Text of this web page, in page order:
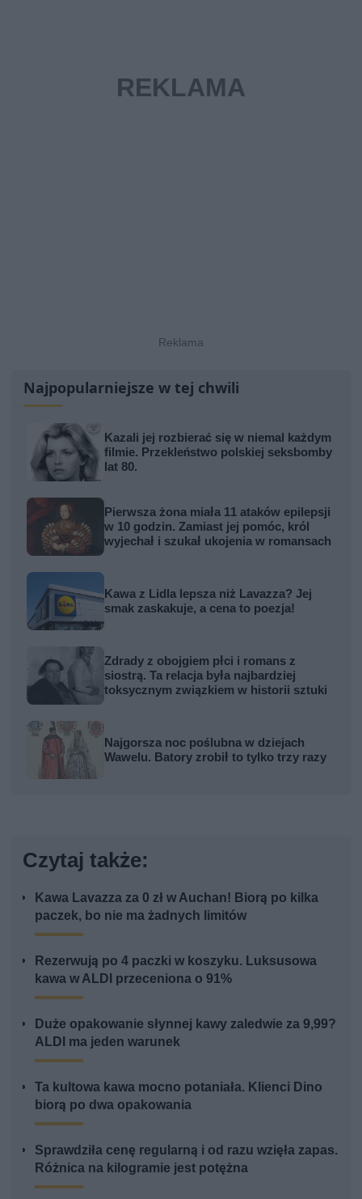
Najpopularniejsze w tej chwili
Kazali jej rozbierać się w niemal każdym
filmie. Przekleństwo polskiej seksbomby
lat 80.
Pierwsza żona miała 11 ataków epilepsji
w 10 godzin. Zamiast jej pomóc, król
wyjechał i szukał ukojenia w romansach
Kawa z Lidla lepsza niż Lavazza? Jej
smak zaskakuje, a cena to poezja!
Zdrady z obojgiem płci i romans z
siostrą. Ta relacja była najbardziej
toksycznym związkiem w historii sztuki
Najgorsza noc poślubna w dziejach
Wawelu. Batory zrobił to tylko trzy razy
Czytaj także:
Kawa Lavazza za 0 zł w Auchan! Biorą po kilka
paczek, bo nie ma żadnych limitów
Rezerwują po 4 paczki w koszyku. Luksusowa
kawa w ALDI przeceniona o 91%
Duże opakowanie słynnej kawy zaledwie za 9,99?
ALDI ma jeden warunek
Ta kultowa kawa mocno potaniała. Klienci Dino
biorą po dwa opakowania
Sprawdziła cenę regularną i od razu wzięła zapas.
Różnica na kilogramie jest potężna